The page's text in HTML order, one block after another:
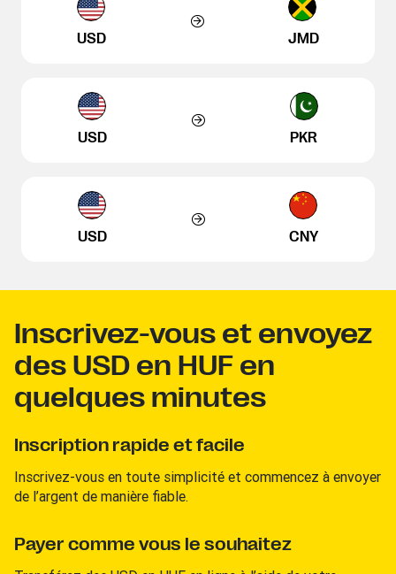
USD JMD
USD PKR
USD CNY
Inscrivez-vous et envoyez
des USD en HUF en
quelques minutes
Inscription rapide et facile
Inscrivez-vous en toute simplicité et commencez à envoyer
de l’argent de manière fiable.
Payer comme vous le souhaitez